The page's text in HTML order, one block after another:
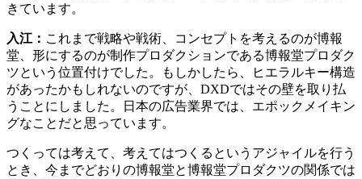
きています。
入江： これまで戦略や戦術、コンセプトを考えるのが博報
堂、形にするのが制作プロダクションである博報堂プロダク
ツという位置付けでした。もしかしたら、ヒエラルキー構造
があったかもしれないのですが、DXDではその壁を取り払
うことにしました。日本の広告業界では、エポックメイキン
グなことだと思っています。
つくっては考えて、考えてはつくるというアジャイルを行う
とき、今までどおりの博報堂と博報堂プロダクツの関係では